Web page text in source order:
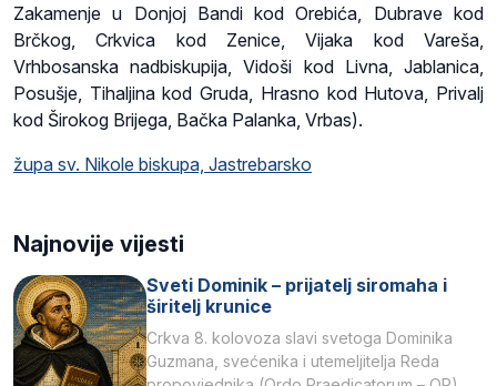
Zakamenje u Donjoj Bandi kod Orebića, Dubrave kod
Brčkog, Crkvica kod Zenice, Vijaka kod Vareša,
Vrhbosanska nadbiskupija, Vidoši kod Livna, Jablanica,
Posušje, Tihaljina kod Gruda, Hrasno kod Hutova, Privalj
kod Širokog Brijega, Bačka Palanka, Vrbas).
župa sv. Nikole biskupa, Jastrebarsko
Najnovije vijesti
Sveti Dominik – prijatelj siromaha i
širitelj krunice
Crkva 8. kolovoza slavi svetoga Dominika
Guzmana, svećenika i utemeljitelja Reda